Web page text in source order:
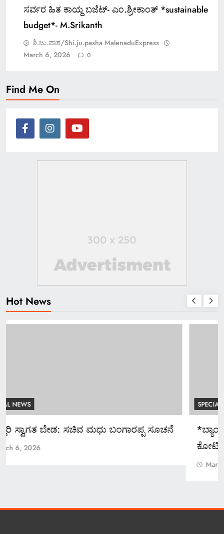
ಸರ್ವರ ಹಿತ ಕಾಯ್ದ ಬಜೆಟ್- ಎಂ.ಶ್ರೀಕಾಂತ್ *sustainable
budget*- M.Srikanth
ಶಿ.ಜು.ಪಾಶ/Shi.ju.pasha MalenaduExpress
March 6, 2026
0
Find Me On
Hot News
SPECIAL NEWS
*ಬ್ಯಾಂಕ್ ಸಿಬ್ಬಂದಿಯಿಂದಲೇ ನಕಲಿ ಚಿನ್ನ ಅಡವಿಟ್ಟು 1.5
ಕೋಟಿ ರೂ. ವಂಚನೆ!*